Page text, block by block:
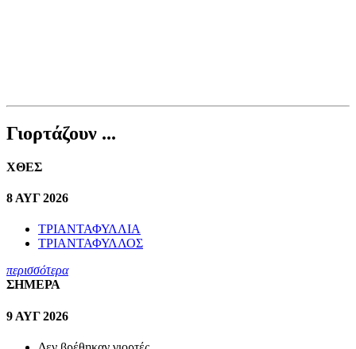
Γιορτάζουν ...
ΧΘΕΣ
8 ΑΥΓ 2026
ΤΡΙΑΝΤΑΦΥΛΛΙΑ
ΤΡΙΑΝΤΑΦΥΛΛΟΣ
περισσότερα
ΣΗΜΕΡΑ
9 ΑΥΓ 2026